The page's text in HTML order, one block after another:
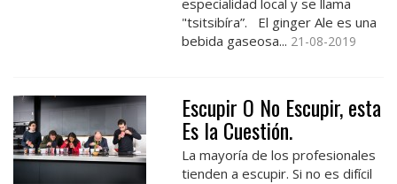
especialidad local y se llama
"tsitsibíra”. El ginger Ale es una
bebida gaseosa... 21-08-2019
Escupir O No Escupir, esta
Es la Cuestión.
La mayoría de los profesionales
tienden a escupir. Si no es difícil